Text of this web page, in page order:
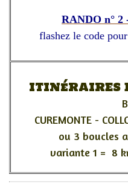
RANDO n°
flashez le code
ITINéRAIRES
CUREMONTE -
ou 3 boucles
variante 1 = 8